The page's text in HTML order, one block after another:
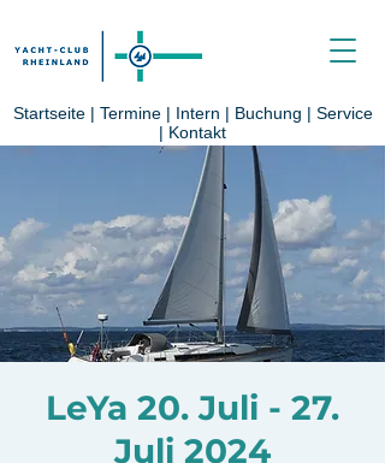
Startseite| Termine | Intern | Buchung | Service
| Kontakt
LeYa 20. Juli - 27.
Juli 2024